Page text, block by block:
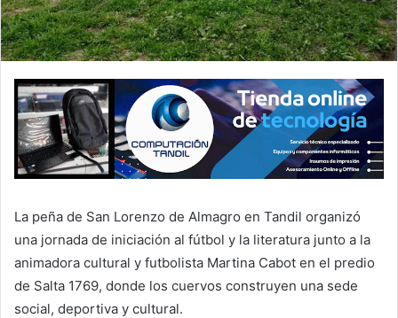
La peña de San Lorenzo de Almagro en Tandil organizó
una jornada de iniciación al fútbol y la literatura junto a la
animadora cultural y futbolista Martina Cabot en el predio
de Salta 1769, donde los cuervos construyen una sede
social, deportiva y cultural.